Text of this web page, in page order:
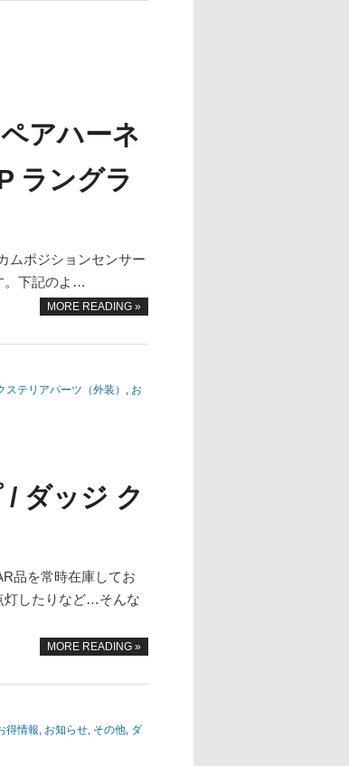
アハーネ
ラングラ
ムポジションセンサー
。下記のよ…
MORE READING »
ステリアパーツ（外装） , お
ダッジ ク
品を常時在庫してお
灯したりなど…そんな
MORE READING »
得情報 お知らせ その他 ダ